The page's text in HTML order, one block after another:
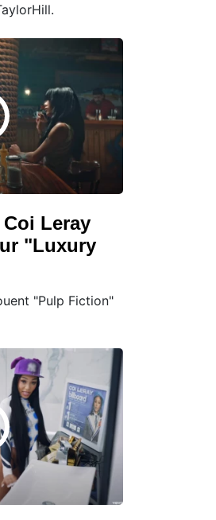
Leray
"Luxury
"Pulp Fiction"